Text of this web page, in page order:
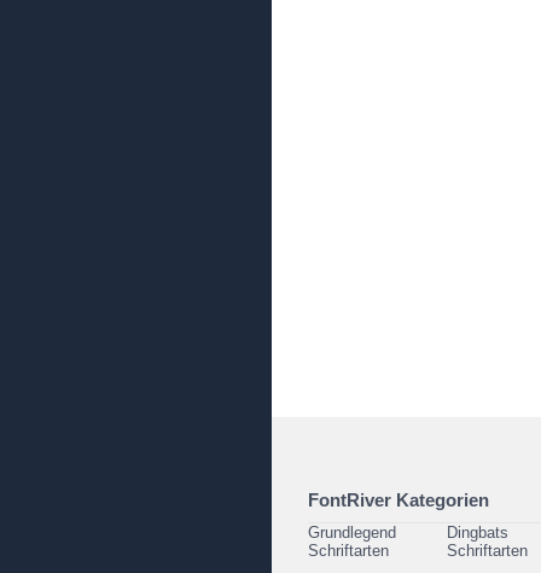
FontRiver Kategorien
Grundlegend
Schriftarten
Dingbats
Schriftarten